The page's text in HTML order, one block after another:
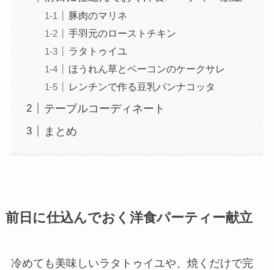
豚肉のマリネ
手羽元のローストチキン
ラタトゥイユ
ほうれん草とベーコンのケークサレ
レンチンで作る豆乳パンナコッタ
テーブルコーディネート
まとめ
前日に仕込んでおく洋食パーティー献立
冷めても美味しいラタトゥイユや、焼くだけで完